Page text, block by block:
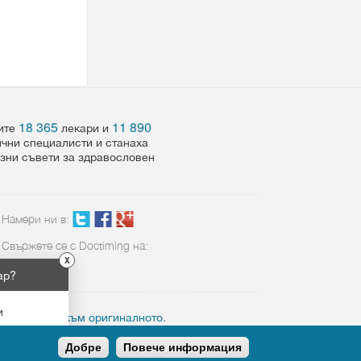
18 365 лекари и 11 890
специалисти и станаха
съвети за здравословен
Намери ни в:
Свържете се с Doctiming на:
02 423 8898
линк към оригиналното.
X
Добре Повече информация